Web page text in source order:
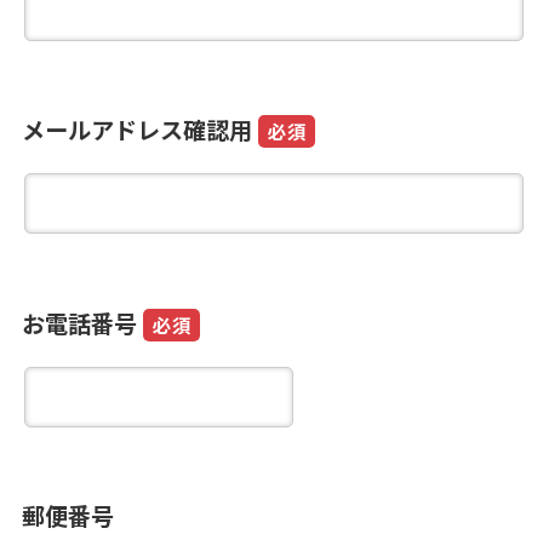
メールアドレス確認用 必須
お電話番号 必須
郵便番号